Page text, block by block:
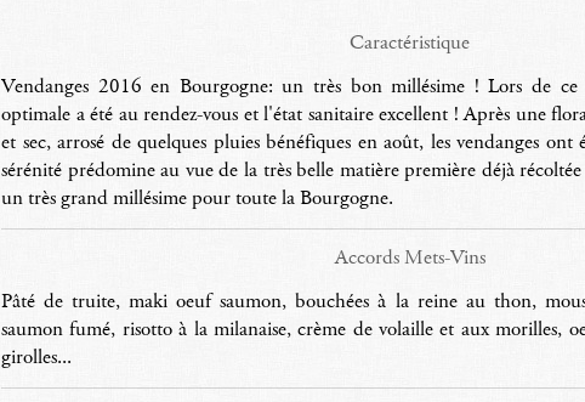
Caractéristique
Vendanges 2016 en Bourgogne: un très bon millésime ! Lors de
optimale a été au rendez-vous et l'état sanitaire excellent ! Après une
et sec, arrosé de quelques pluies bénéfiques en août, les vendanges
sérénité prédomine au vue de la très belle matière première déjà
un très grand millésime pour toute la Bourgogne.
Accords Mets-Vins
Pâté de truite, maki oeuf saumon, bouchées à la reine au thon,
saumon fumé, risotto à la milanaise, crème de volaille et aux morilles,
girolles...